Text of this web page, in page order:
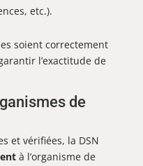
etc.).
soient correctement
l’exactitude de
de
et vérifiées, la DSN
à l’organisme de